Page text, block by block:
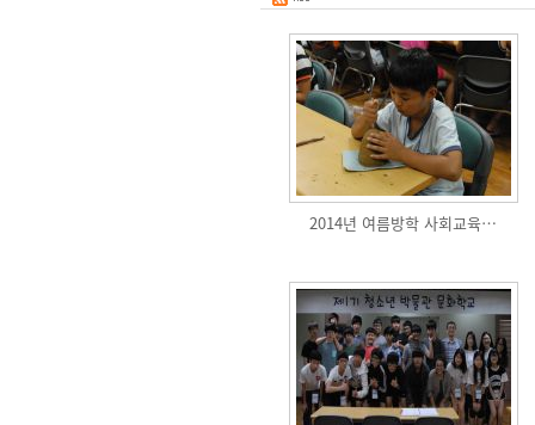
2014년 여름방학 사회교육…